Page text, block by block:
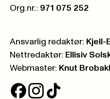
Org.nr.: 971 075 252
Ansvarlig redaktør: Kjell-
Nettredaktør: Ellisiv
Webmaster: Knut